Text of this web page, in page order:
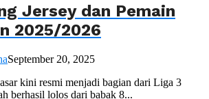
Jersey dan Pemain
2025/2026
September 20, 2025
kini resmi menjadi bagian dari Liga 3
berhasil lolos dari babak 8...